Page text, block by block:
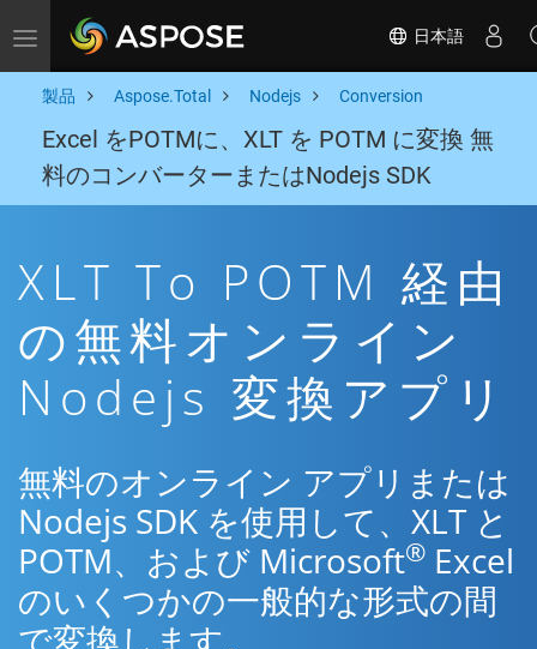
Toggle navigation 日本語
製品 Aspose.Total Nodejs Conversion
Excel をPOTMに、XLT を POTM に変換 無
料のコンバーターまたはNodejs SDK
XLT To POTM 経由
の無料オンライン
Nodejs 変換アプリ
無料のオンライン アプリまたは
Nodejs SDK を使用して、XLT と
POTM、および Microsoft® Excel
のいくつかの一般的な形式の間
で変換します。